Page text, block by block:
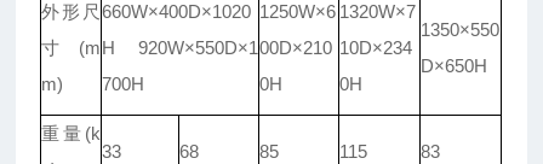
外形尺
寸(m
m)
660W×400D×1020
H 920W×550D×1
700H
1250W×6
00D×210
0H
1320W×7
10D×234
0H
1350×550
D×650H
重量(k
33 68 85 115 83